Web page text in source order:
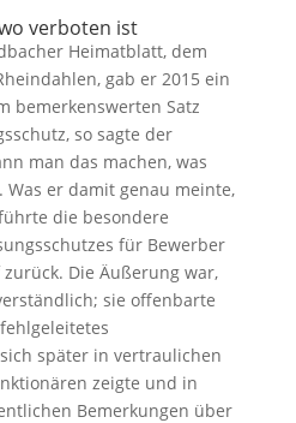
verboten ist
Heimatblatt, dem
gab er 2015 ein
bemerkenswerten Satz
so sagte der
man das machen, was
Was er damit genau meinte,
die besondere
für Bewerber
Die Äußerung war,
sie offenbarte
später in vertraulichen
zeigte und in
Bemerkungen über